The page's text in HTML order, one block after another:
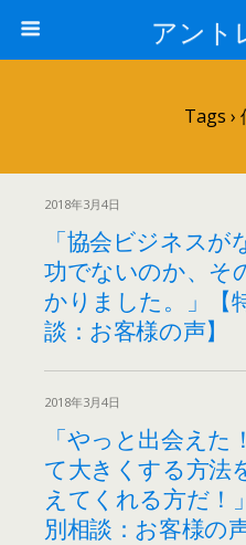
アント
Tags ›
2018年3月4日
「協会ビジネスが
功でないのか、そ
かりました。」【
談：お客様の声】
2018年3月4日
「やっと出会えた
て大きくする方法
えてくれる方だ！
別相談：お客様の声